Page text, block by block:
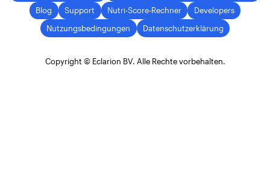
Blog
Support Nutri-Score-Rechner
Developers
Nutzungsbedingungen
Datenschutzerklärung
Copyright © Eclarion BV. Alle Rechte vorbehalten.